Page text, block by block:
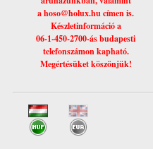
a hoso@holux.hu címen is.
Készletinformáció a
06-1-450-2700-ás budapesti
telefonszámon kapható.
Megértésüket köszönjük!